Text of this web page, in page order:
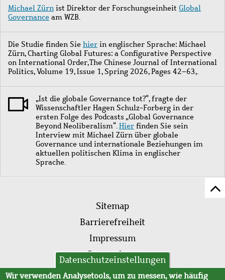
Michael Zürn ist Direktor der Forschungseinheit Global
Governance am WZB.
Die Studie finden Sie hier in englischer Sprache: Michael
Zürn, Charting Global Futures: a Configurative Perspective
on International Order, The Chinese Journal of International
Politics, Volume 19, Issue 1, Spring 2026, Pages 42–63,.
„Ist die globale Governance tot?“, fragte der
Wissenschaftler Hagen Schulz-Forberg in der
ersten Folge des Podcasts „Global Governance
Beyond Neoliberalism“.Hier finden Sie sein
Interview mit Michael Zürn über globale
Governance und internationale Beziehungen im
aktuellen politischen Klima in englischer
Sprache.
Fußleistenmenü
Sitemap
Barrierefreiheit
Impressum
Datenschutz
AVB
Datenschutzeinstellungen
Wir verwenden Analysetools, um zu messen, wie häufig